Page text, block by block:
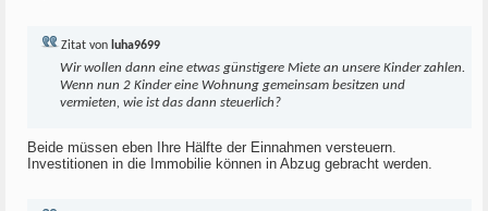
Zitat von luha9699
Wir wollen dann eine etwas günstigere Miete an unsere Kinder zahlen.
Wenn nun 2 Kinder eine Wohnung gemeinsam besitzen und
vermieten, wie ist das dann steuerlich?
Beide müssen eben Ihre Hälfte der Einnahmen versteuern.
Investitionen in die Immobilie können in Abzug gebracht werden.